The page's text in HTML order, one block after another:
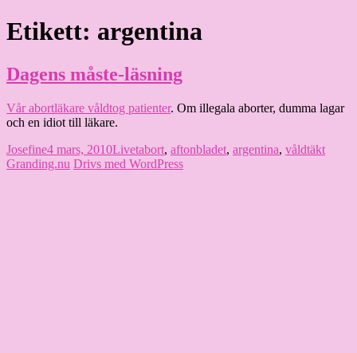
Hoppa
till
Granding.nu
Etikett: argentina
Dagens måste-läsning
Vår abortläkare våldtog patienter. Om illegala aborter, dumma lagar
och en idiot till läkare.
Författare
JosefinePublicerat
den
4 mars, 2010Kategorier
LivetEtiketter
abort, aftonbladet, argentina, våldtäkt
Granding.nu Drivs med WordPress